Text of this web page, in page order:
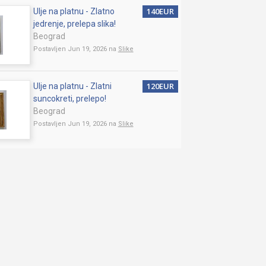
Ulje na platnu - Zlatno
jedrenje, prelepa slika!
Beograd
Postavljen Jun 19, 2026 na Slike
140EUR
Ulje na platnu - Zlatni
suncokreti, prelepo!
Beograd
Postavljen Jun 19, 2026 na Slike
120EUR